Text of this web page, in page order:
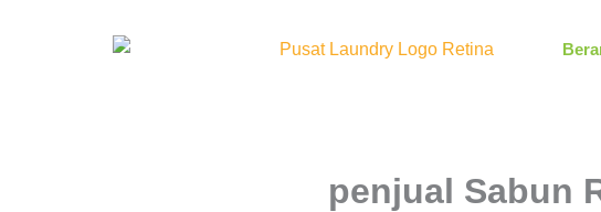
penjual Sabun